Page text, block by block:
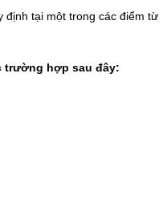
tại một trong các điểm từ
trường hợp sau đây: